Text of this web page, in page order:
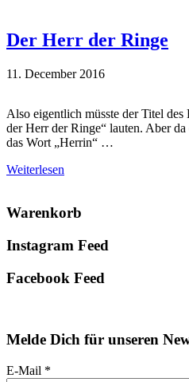
Der Herr der Ringe
11. December 2016
Also eigentlich müsste der Titel
der Herr der Ringe“ lauten. Aber
das Wort „Herrin“ …
Weiterlesen
Primary
Sidebar
Warenkorb
Instagram Feed
Facebook Feed
Melde Dich für unseren
E-Mail *